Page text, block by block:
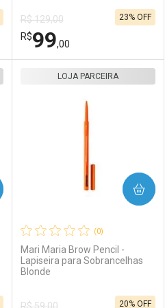
Comprar sem Desconto
Por R$ 92,00/cada
Comprar sem Desconto
Por R$ 92,00/cada
R$ 129,00
R$99,00
23% OFF
Laboratório
Por Menos
(0)
Mari Maria Brow Pencil -
Lapiseira para Sobrancelhas
Blonde
LOJA PARCEIRA
R$ 59,00
20% OFF
COMPRAR